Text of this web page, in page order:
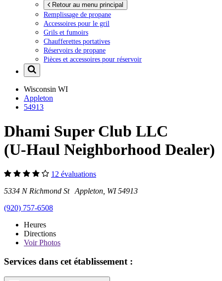
Retour au menu principal
Remplissage de propane
Accessoires pour le gril
Grils et fumoirs
Chaufferettes portatives
Réservoirs de propane
Pièces et accessoires pour réservoir
Wisconsin WI
Appleton
54913
Dhami Super Club LLC
(U-Haul Neighborhood Dealer)
12 évaluations
5334 N Richmond St Appleton, WI 54913
(920) 757-6508
Heures
Directions
VoirPhotos
Services dans cet établissement :